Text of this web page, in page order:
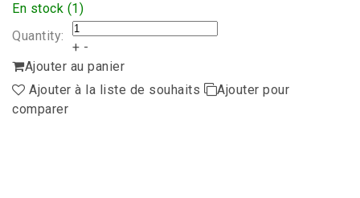
En stock (1)
Quantity:
+ -
Ajouter au panier
Ajouter à la liste de souhaits
Ajouter pour
comparer